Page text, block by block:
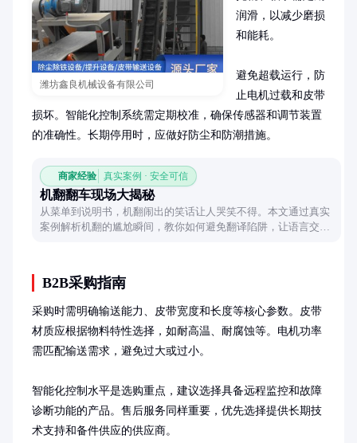
潍坊鑫良机械设备有限公司
润滑，以减少磨损
和能耗。
避免超载运行，防
止电机过载和皮带
损坏。智能化控制系统需定期校准，确保传感器和调节装置
的准确性。长期停用时，应做好防尘和防潮措施。
商家经验 真实案例 · 安全可信
机翻翻车现场大揭秘
从菜单到说明书，机翻闹出的笑话让人哭笑不得。本文通过真实
案例解析机翻的尴尬瞬间，教你如何避免翻译陷阱，让语言交流
B2B采购指南
采购时需明确输送能力、皮带宽度和长度等核心参数。皮带
材质应根据物料特性选择，如耐高温、耐腐蚀等。电机功率
需匹配输送需求，避免过大或过小。
智能化控制水平是选购重点，建议选择具备远程监控和故障
诊断功能的产品。售后服务同样重要，优先选择提供长期技
术支持和备件供应的供应商。